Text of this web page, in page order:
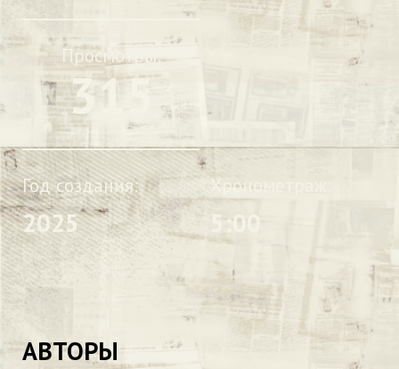
Просмотры:
315
Год создания:
2025
Хронометраж:
5:00
АВТОРЫ